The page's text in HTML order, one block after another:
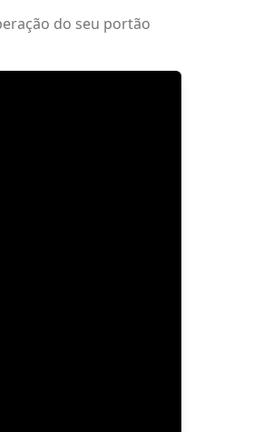
do seu portão